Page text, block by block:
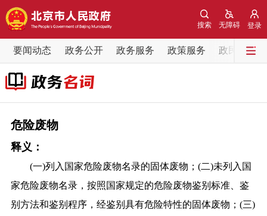
登录
无障碍
搜索
要闻动态 政务公开 政务服务 政策服务 政民互动
要闻动态
党中央精神
各区热点
政务公开
市领导 机构职能 政策服务
危险废物
释义：
(一)列入国家危险废物名录的固体废物；(二)未列入国
家危险废物名录，按照国家规定的危险废物鉴别标准、鉴
别方法和鉴别程序，经鉴别具有危险特性的固体废物；(三)